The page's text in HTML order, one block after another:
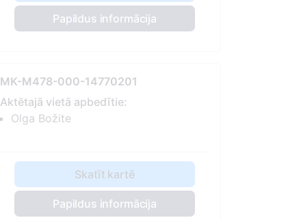
Papildus informācija
MK-M478-000-14770201
Aktētajā vietā apbedītie:
Olga Božite
Skatīt kartē
Papildus informācija